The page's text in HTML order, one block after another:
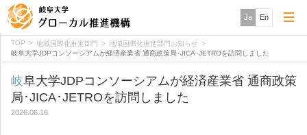
Ja En
TOP 地域国際化推進部門
地域国際化推進部門お知らせ
岐阜大学JDPコンソーシアムが経済産業省 通商政策局･JICA･JETROを訪問しました
岐阜大学JDPコンソーシアムが経済産業省 通商政策
局･JICA･JETROを訪問しました
2026.06.16